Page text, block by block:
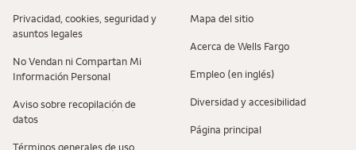
Privacidad, cookies, seguridad y
asuntos legales
No Vendan ni Compartan Mi
Información Personal
Aviso sobre recopilaciؚón de
datos
Términos generales de uso
Mapa del sitio
Acerca de Wells Fargo
Empleo (en inglés)
Diversidad y accesibilidad
Página principal